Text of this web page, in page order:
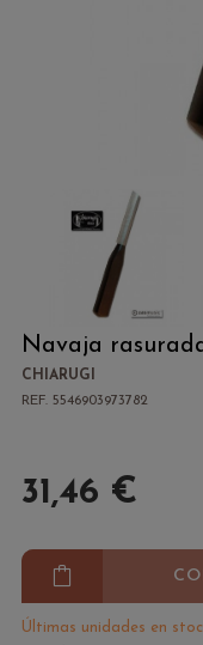
Navaja
CHIARUGI
REF. 5546903973782
31,46 €
Últimas unidades en